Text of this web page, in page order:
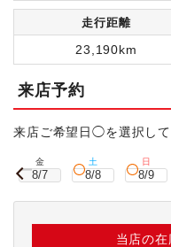
走行距離
23,190km
来店予約
来店ご希望日◯を選択して
金
8/7
土
8/8
日
8/9
当店の在